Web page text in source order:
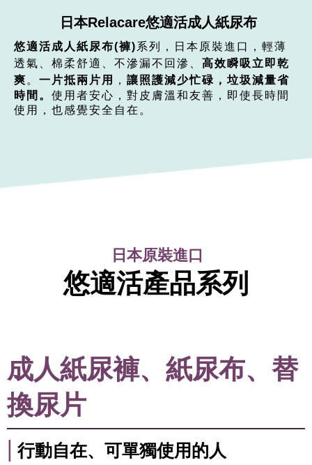
日本Relacare悠適活成人紙尿布
悠適活成人紙尿布(褲)系列，日本原裝進口，輕薄
透氣、棉柔舒適、不滲漏不回滲、 高效瞬吸立即乾
爽 。 一片抵兩片用 ， 讓照護減少忙碌，垃圾減量省
時間。 使用者安心，對皮膚溫和友善，即使長時間
使用，也感覺安全自在。
日本原裝進口
悠適活產品系列
成人紙尿褲、紙尿布、替
換尿片
| 行動自在、可單獨使用的人